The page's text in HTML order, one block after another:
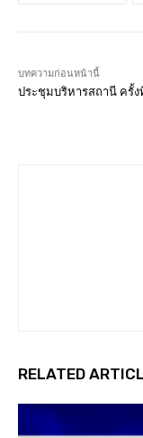
บทความก่อนหน้านี้
ประชุมบริหารสถานี ครั้
RELATED